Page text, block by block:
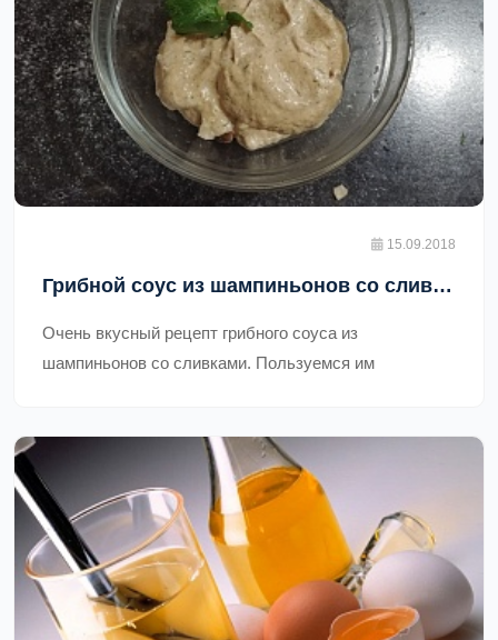
рецепта, в соус можно добавлять различные специи
и травы, такие как чеснок, орегано, розмарин и т.д.
Кроме того, соус из свежих помидоров и базилика
является полезным и низкокалорийным продуктом,
так как в его составе нет жирных и тяжелых
ингредиентов. Он богат витаминами и минералами,
такими как витамин С, калий и магний, которые
15.09.2018
Грибной соус из шампиньонов со сливками
Очень вкусный рецепт грибного соуса из
шампиньонов со сливками. Пользуемся им